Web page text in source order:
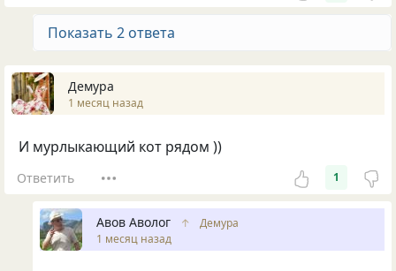
Показать 2 ответа
Демура
1 месяц назад
И мурлыкающий кот рядом ))
Ответить 1
Авов Аволог ↑
Демура
1 месяц назад